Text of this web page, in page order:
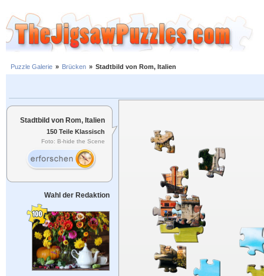
Puzzle Galerie » Brücken » Stadtbild von Rom, Italien
Stadtbild von Rom, Italien
150 Teile Klassisch
Foto: B-hide the Scene
Wahl der Redaktion